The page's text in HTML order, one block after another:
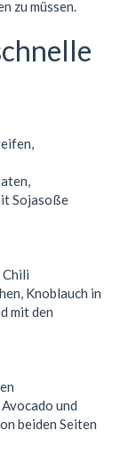
zu müssen.
Sojasoße
Knoblauch in
mit den
und
beiden Seiten